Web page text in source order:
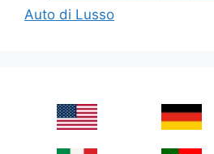
Auto di Lusso